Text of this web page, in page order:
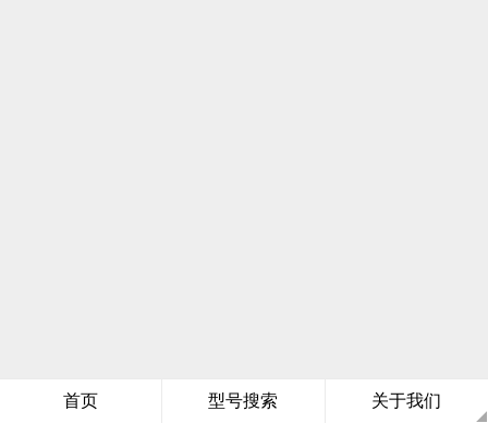
首页 型号搜索 关于我们